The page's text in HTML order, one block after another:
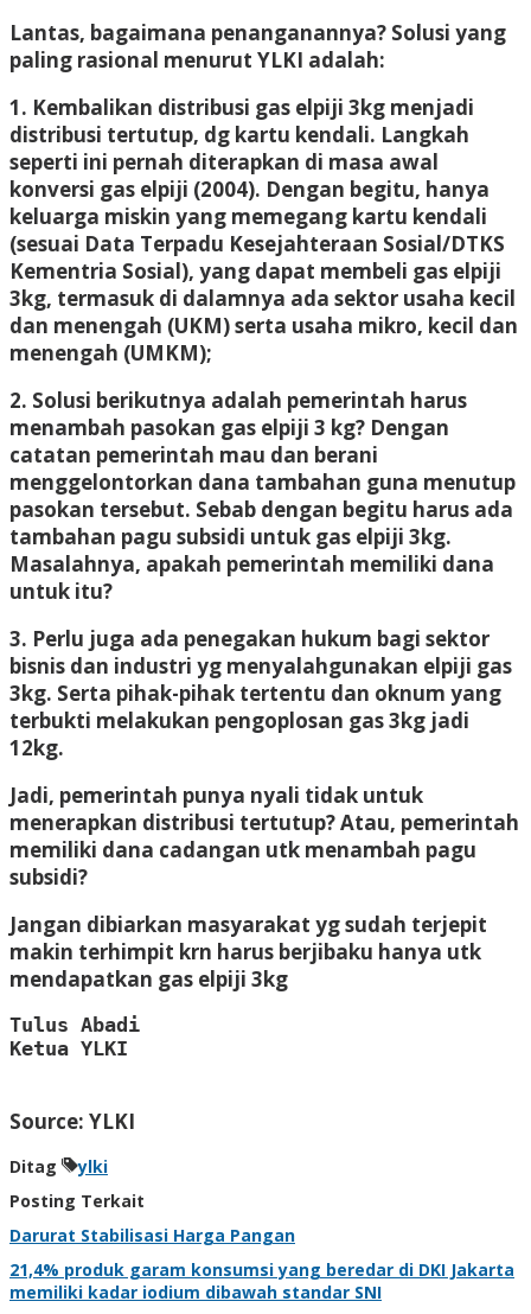
Lantas, bagaimana penanganannya? Solusi yang
paling rasional menurut YLKI adalah:
1. Kembalikan distribusi gas elpiji 3kg menjadi
distribusi tertutup, dg kartu kendali. Langkah
seperti ini pernah diterapkan di masa awal
konversi gas elpiji (2004). Dengan begitu, hanya
keluarga miskin yang memegang kartu kendali
(sesuai Data Terpadu Kesejahteraan Sosial/DTKS
Kementria Sosial), yang dapat membeli gas elpiji
3kg, termasuk di dalamnya ada sektor usaha kecil
dan menengah (UKM) serta usaha mikro, kecil dan
menengah (UMKM);
2. Solusi berikutnya adalah pemerintah harus
menambah pasokan gas elpiji 3 kg? Dengan
catatan pemerintah mau dan berani
menggelontorkan dana tambahan guna menutup
pasokan tersebut. Sebab dengan begitu harus ada
tambahan pagu subsidi untuk gas elpiji 3kg.
Masalahnya, apakah pemerintah memiliki dana
untuk itu?
3. Perlu juga ada penegakan hukum bagi sektor
bisnis dan industri yg menyalahgunakan elpiji gas
3kg. Serta pihak-pihak tertentu dan oknum yang
terbukti melakukan pengoplosan gas 3kg jadi
12kg.
Jadi, pemerintah punya nyali tidak untuk
menerapkan distribusi tertutup? Atau, pemerintah
memiliki dana cadangan utk menambah pagu
subsidi?
Jangan dibiarkan masyarakat yg sudah terjepit
makin terhimpit krn harus berjibaku hanya utk
mendapatkan gas elpiji 3kg
Tulus Abadi
Ketua YLKI
Source: YLKI
Ditag
ylki
Posting Terkait
Darurat Stabilisasi Harga Pangan
21,4% produk garam konsumsi yang beredar di DKI Jakarta
memiliki kadar iodium dibawah standar SNI